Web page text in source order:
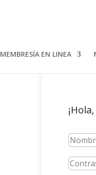
MEMBRESÍA EN LINEA